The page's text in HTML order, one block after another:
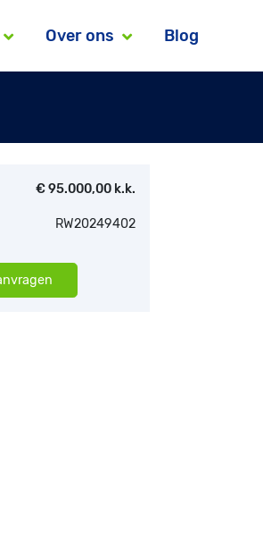
Over ons Blog
€ 95.000,00 k.k.
RW20249402